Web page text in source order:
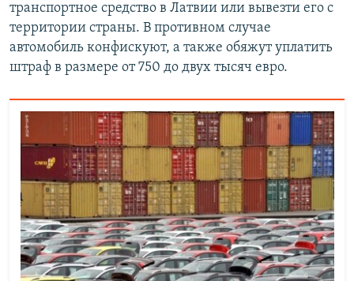
транспортное средство в Латвии или вывезти его с
территории страны. В противном случае
автомобиль конфискуют, а также обяжут уплатить
штраф в размере от 750 до двух тысяч евро.